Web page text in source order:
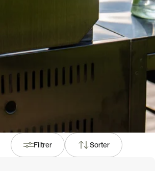
Filtrer Sorter